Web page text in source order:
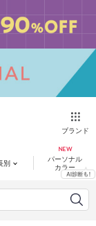
ブランド
別
パーソナル
カラー